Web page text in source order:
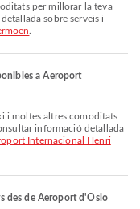
per millorar la teva
sobre serveis i
a Aeroport
informació detallada
Internacional Henri
des de Aeroport d'Oslo